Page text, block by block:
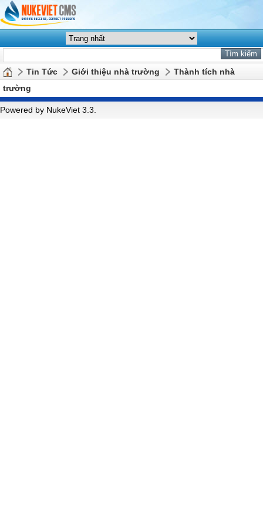
Tin Tức Giới thiệu nhà trường
Thành tích nhà
trường
Powered by NukeViet 3.3.